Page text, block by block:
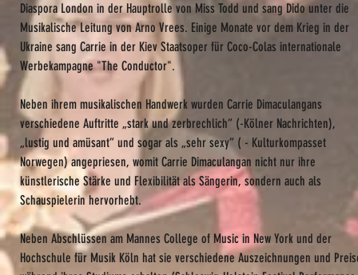
Diaspora London in der Hauptrolle von Miss Todd und sang Dido unter die
Musikalische Leitung von Arno Vrees. Einige Monate vor dem Krieg in der
Ukraine sang Carrie in der Kiev Staatsoper für Coco-Colas internationale
Werbekampagne "The Conductor".
Neben ihrem musikalischen Handwerk wurden Carrie Dimaculangans
verschiedene Auftritte „stark und zerbrechlich“ (-Kölner Nachrichten),
„lustig und amüsant“ und sogar als „sehr sexy“ ( - Kulturkompasset
Norwegen) angepriesen, womit Carrie Dimaculangan nicht nur ihre
künstlerische Stärke und Flexibilität als Sängerin, sondern auch als
Schauspielerin hervorhebt.
Neben Abschlüssen am Mannes College of Music in New York und der
Hochschule für Musik Köln hat sie verschiedene Auszeichnungen und